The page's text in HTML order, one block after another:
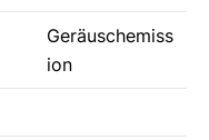
Geräuschemiss
ion